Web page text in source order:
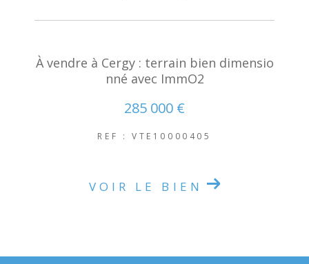
À vendre à Cergy : terrain bien dimensio
nné avec ImmO2
285 000 €
REF : VTE10000405
VOIR LE BIEN